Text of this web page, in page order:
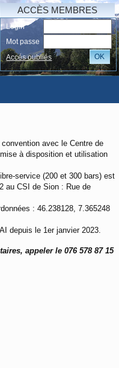
ACCÈS MEMBRES
Login
Mot passe
Accés oubliés
OK
avec le Centre de
à disposition et utilisation
service (200 et 300 bars) est
au CSI de Sion : Rue de
: 46.238128, 7.365248
depuis le 1er janvier 2023.
appeler le 076 578 87 15